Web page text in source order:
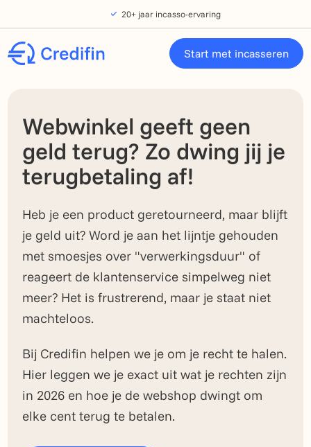
Verder naar navigatie 20+ jaar incasso-ervaring
Start met incasseren
Webwinkel geeft geen
geld terug? Zo dwing jij je
terugbetaling af!
Heb je een product geretourneerd, maar blijft
je geld uit? Word je aan het lijntje gehouden
met smoesjes over "verwerkingsduur" of
reageert de klantenservice simpelweg niet
meer? Het is frustrerend, maar je staat niet
machteloos.
Bij Credifin helpen we je om je recht te halen.
Hier leggen we je exact uit wat je rechten zijn
in 2026 en hoe je de webshop dwingt om
elke cent terug te betalen.